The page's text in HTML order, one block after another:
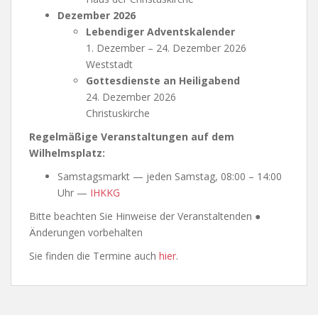
Dezember 2026
Lebendiger Adventskalender
1. Dezember – 24. Dezember 2026
Weststadt
Gottesdienste an Heiligabend
24. Dezember 2026
Christuskirche
Regelmäßige Veranstaltungen auf dem
Wilhelmsplatz:
Samstagsmarkt — jeden Samstag, 08:00 – 14:00
Uhr — IHKKG
Bitte beachten Sie Hinweise der Veranstaltenden ●
Änderungen vorbehalten
Sie finden die Termine auch hier.